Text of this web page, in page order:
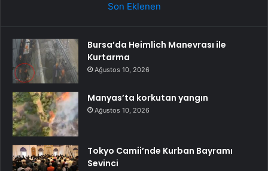
Son Eklenen
Bursa’da Heimlich Manevrası ile
Kurtarma
Ağustos 10, 2026
Manyas’ta korkutan yangın
Ağustos 10, 2026
Tokyo Camii’nde Kurban Bayramı
Sevinci